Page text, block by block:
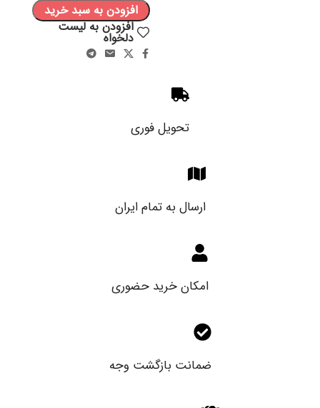
افزودن به سبد خرید
افزودن به لیست
دلخواه
تحویل فوری
ارسال به تمام ایران
امکان خرید حضوری
ضمانت بازگشت وجه